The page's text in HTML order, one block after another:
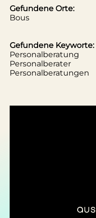
Gefundene Orte:
Bous
Gefundene Keyworte:
Personalberatung
Personalberater
Personalberatungen